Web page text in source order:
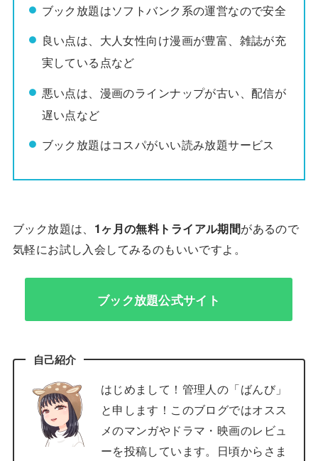
ブック放題はソフトバンク系の運営なので安全
良い点は、大人女性向け漫画が豊富、雑誌が充
実している点など
悪い点は、漫画のラインナップが古い、配信が
遅い点など
ブック放題はコスパがいい読み放題サービス
ブック放題は、 1ヶ月の無料トライアル期間があるので
気軽にお試し入会してみるのもいいですよ。
ブック放題公式サイト
自己紹介
はじめまして！管理人の「ばんび」
と申します！このブログではオスス
メのマンガやドラマ・映画のレビュ
ーを投稿しています。日頃からさま